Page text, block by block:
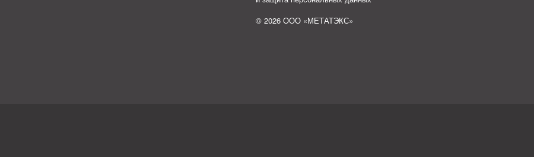
© 2026 ООО «МЕТАТЭКС»